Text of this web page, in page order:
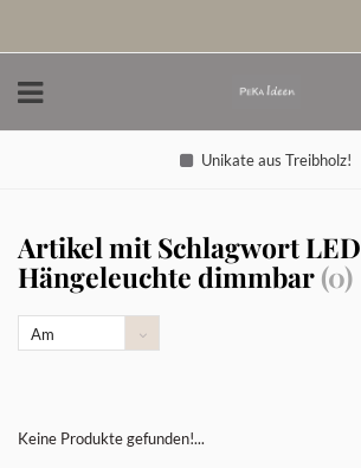
Unikate aus Treibholz!
Artikel mit Schlagwort LED
Hängeleuchte dimmbar(0)
Am
Keine Produkte gefunden!...